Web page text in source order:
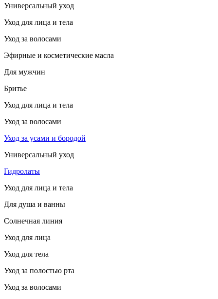
Универсальный уход
Уход для лица и тела
Уход за волосами
Эфирные и косметические масла
Для мужчин
Бритье
Уход для лица и тела
Уход за волосами
Уход за усами и бородой
Универсальный уход
Гидролаты
Уход для лица и тела
Для душа и ванны
Солнечная линия
Уход для лица
Уход для тела
Уход за полостью рта
Уход за волосами